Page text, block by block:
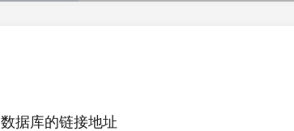
据库的链接地址